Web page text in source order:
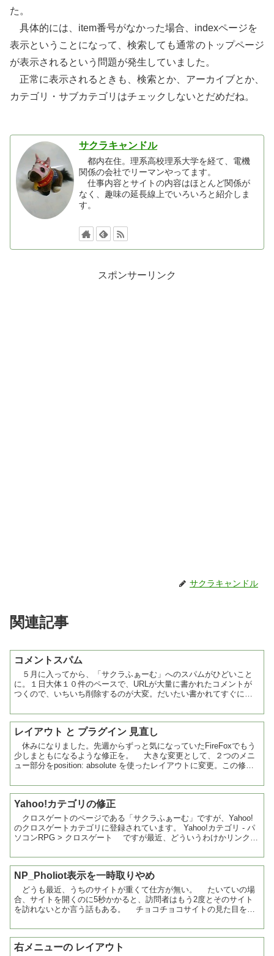
た。
具体的には、item番号がなかった場合、indexページを
表示ということになって、検索しても通常のトップページ
が表示されるという問題が発生していました。
正常に表示されるときも、検索とか、アーカイブとか、
カテゴリ・サブカテゴリはチェックしないとだめだね。
サクラキャンドル
都内在住。理系高校理系大学を経て、電機
関係の会社でリーマンやってます。
仕事内容とサイトの内容はほとんど関係が
なく、趣味の延長線上でいろいろと紹介しま
す。
スポンサーリンク
サクラキャンドル
関連記事
コメントスパム
５月に入ってから、「サクラふぁーむ」へのスパムがひどいこと
に。１日大体１０件のペースで、URLが大量に書かれたコメントが
つくので、いちいち削除するのが大変。だいたい書かれてすぐに削
レイアウト と プラグイン 見直し
休みになりました。先週からずっと気になっていたFireFoxでもう
少しまともになるような修正を。 大きな変更として、２つのメニ
ュー部分をposition: absolute を使ったレイアウトに変更。この修正
Yahoo!カテゴリの修正
クロスゲートのページである「サクラふぁーむ」ですが、Yahoo!
のクロスゲートカテゴリに登録されています。 Yahoo!カテゴリ - パ
ソコンRPG > クロスゲート ですが最近、どういうわけかリンク先
NP_Pholiot表示を一時取りやめ
どうも最近、うちのサイトが重くて仕方が無い。 たいていの場
合、サイトを開くのに5秒かかると、訪問者はもう2度とそのサイト
を訪れないとか言う話もある。 チョコチョコサイトの見た目をい
右メニューの レイアウト